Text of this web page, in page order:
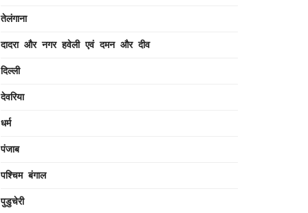
तेलंगाना
दादरा और नगर हवेली एवं दमन और दीव
दिल्ली
देवरिया
धर्म
पंजाब
पश्चिम बंगाल
पुडुचेरी